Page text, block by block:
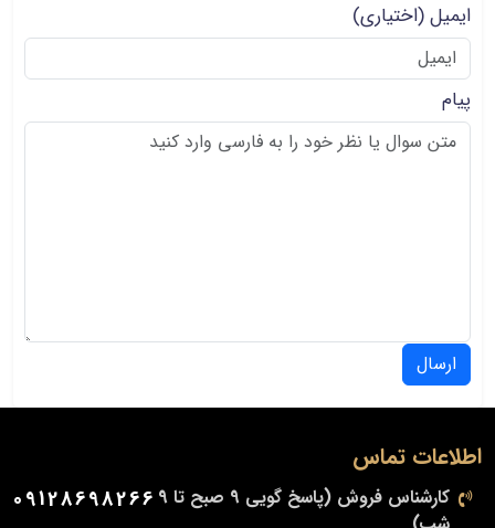
ایمیل(اختیاری)
پیام
ارسال
اطلاعات تماس
کارشناس فروش (پاسخ گویی 9 صبح تا 9 09128698266